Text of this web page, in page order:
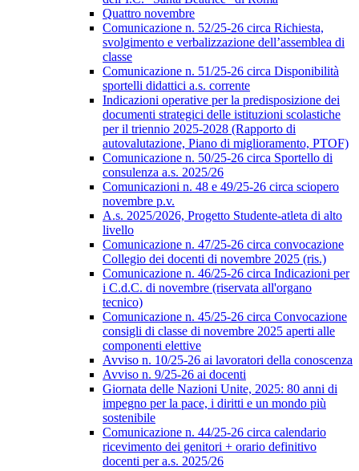
Quattro novembre
Comunicazione n. 52/25-26 circa Richiesta,
svolgimento e verbalizzazione dell’assemblea di
classe
Comunicazione n. 51/25-26 circa Disponibilità
sportelli didattici a.s. corrente
Indicazioni operative per la predisposizione dei
documenti strategici delle istituzioni scolastiche
per il triennio 2025-2028 (Rapporto di
autovalutazione, Piano di miglioramento, PTOF)
Comunicazione n. 50/25-26 circa Sportello di
consulenza a.s. 2025/26
Comunicazioni n. 48 e 49/25-26 circa sciopero
novembre p.v.
A.s. 2025/2026, Progetto Studente-atleta di alto
livello
Comunicazione n. 47/25-26 circa convocazione
Collegio dei docenti di novembre 2025 (ris.)
Comunicazione n. 46/25-26 circa Indicazioni per
i C.d.C. di novembre (riservata all'organo
tecnico)
Comunicazione n. 45/25-26 circa Convocazione
consigli di classe di novembre 2025 aperti alle
componenti elettive
Avviso n. 10/25-26 ai lavoratori della conoscenza
Avviso n. 9/25-26 ai docenti
Giornata delle Nazioni Unite, 2025: 80 anni di
impegno per la pace, i diritti e un mondo più
sostenibile
Comunicazione n. 44/25-26 circa calendario
ricevimento dei genitori + orario definitivo
docenti per a.s. 2025/26